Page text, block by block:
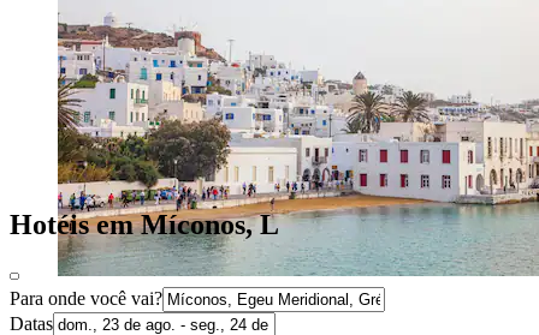
Hotéis em Míconos, L
Para onde você vai?
Datas